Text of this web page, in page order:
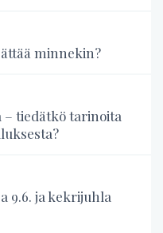
minnekin?
– tiedätkö tarinoita
9.6. ja kekrijuhla